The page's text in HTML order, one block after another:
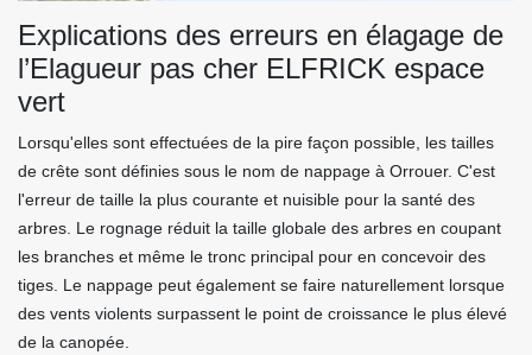
Explications des erreurs en élagage de
l’Elagueur pas cher ELFRICK espace
vert
Lorsqu'elles sont effectuées de la pire façon possible, les tailles
de crête sont définies sous le nom de nappage à Orrouer. C'est
l'erreur de taille la plus courante et nuisible pour la santé des
arbres. Le rognage réduit la taille globale des arbres en coupant
les branches et même le tronc principal pour en concevoir des
tiges. Le nappage peut également se faire naturellement lorsque
des vents violents surpassent le point de croissance le plus élevé
de la canopée.